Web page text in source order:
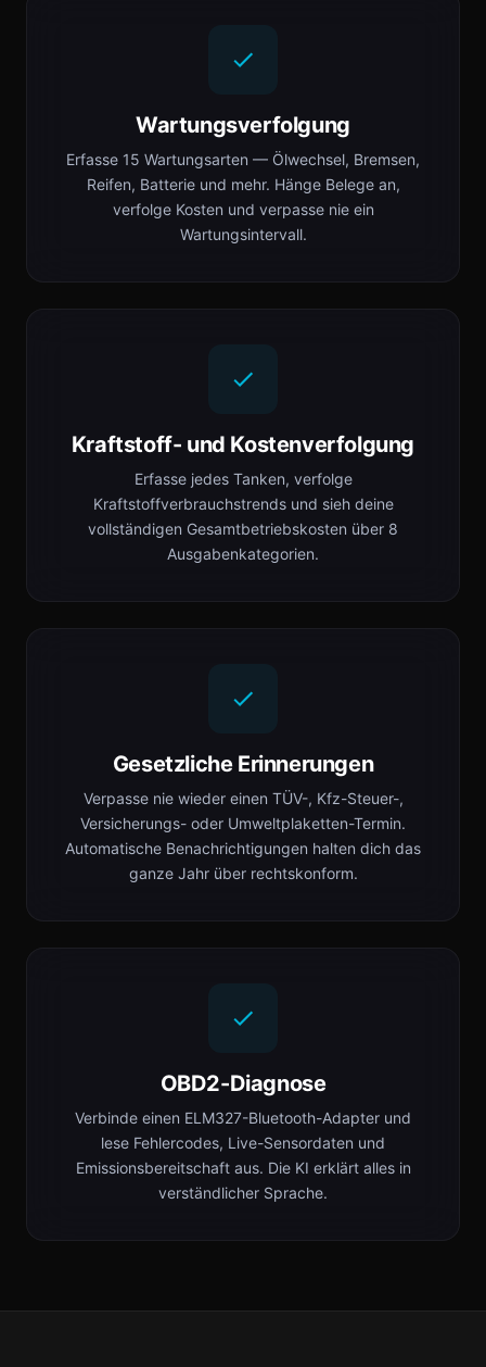
Wartungsverfolgung
Erfasse 15 Wartungsarten — Ölwechsel, Bremsen,
Reifen, Batterie und mehr. Hänge Belege an,
verfolge Kosten und verpasse nie ein
Wartungsintervall.
Kraftstoff- und Kostenverfolgung
Erfasse jedes Tanken, verfolge
Kraftstoffverbrauchstrends und sieh deine
vollständigen Gesamtbetriebskosten über 8
Ausgabenkategorien.
Gesetzliche Erinnerungen
Verpasse nie wieder einen TÜV-, Kfz-Steuer-,
Versicherungs- oder Umweltplaketten-Termin.
Automatische Benachrichtigungen halten dich das
ganze Jahr über rechtskonform.
OBD2-Diagnose
Verbinde einen ELM327-Bluetooth-Adapter und
lese Fehlercodes, Live-Sensordaten und
Emissionsbereitschaft aus. Die KI erklärt alles in
verständlicher Sprache.